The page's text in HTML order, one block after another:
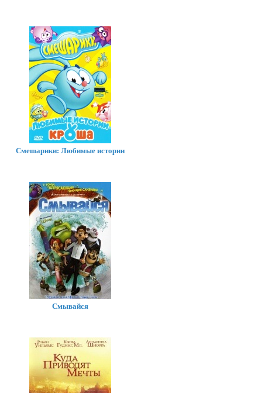
Смешарики: Любимые истории
Смывайся